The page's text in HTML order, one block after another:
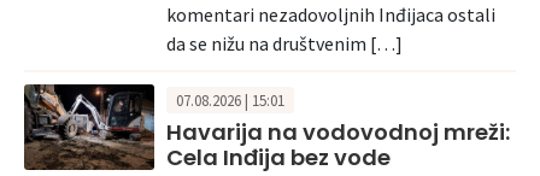
komentari nezadovoljnih Inđijaca ostali
da se nižu na društvenim […]
07.08.2026 | 15:01
Havarija na vodovodnoj mreži:
Cela Inđija bez vode